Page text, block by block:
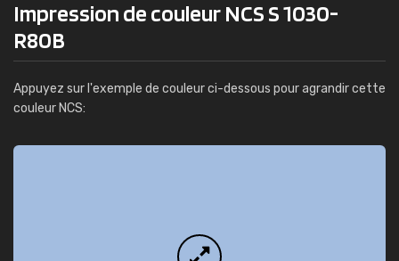
Impression de couleur NCS S 1030-
R80B
Appuyez sur l'exemple de couleur ci-dessous pour agrandir cette
couleur NCS: